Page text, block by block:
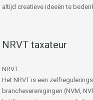
altijd creatieve ideeën te
NRVT taxateur
NRVT
Het NRVT is een
brancheverenigingen (NVM,